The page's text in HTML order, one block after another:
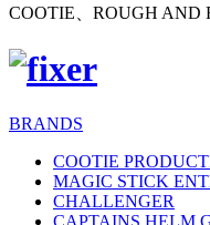
COOTIE、ROUGH AND
BRANDS
COOTIE
MAGIC STICK
CHALLENGER
CAPTAINS HELM